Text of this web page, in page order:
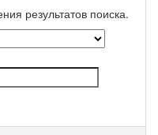
результатов поиска.